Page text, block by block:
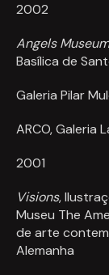
2002
Angels
Basílica de
Galeria Pilar
ARCO, Galeria
2001
Visions,
Museu The
de arte
Alemanha